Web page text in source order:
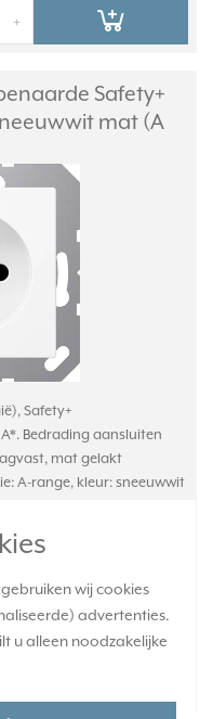
wij cookies
advertenties.
u alleen noodzakelijke
+
Safety+
mat (A
Safety+
Bedrading aansluiten
mat gelakt
A-range, kleur: sneeuwwit